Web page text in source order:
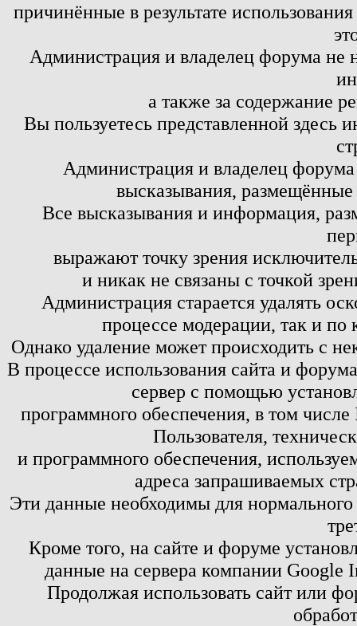
причинённые в результате
Администрация и владелец форума не
а также за содержание
Вы пользуетесь представленной здесь
Администрация и владелец
высказывания,
Все высказывания и информация,
выражают точку зрения
и никак не связаны с точкой
Администрация старается удалять
процессе модерации, так и по
Однако удаление может происходить с
В процессе использования сайта и
сервер с помощью
программного обеспечения, в том
Пользователя,
и программного обеспечения,
адреса запрашиваемых
Эти данные необходимы для
Кроме того, на сайте и форуме
данные на сервера компании
Продолжая использовать сайт или